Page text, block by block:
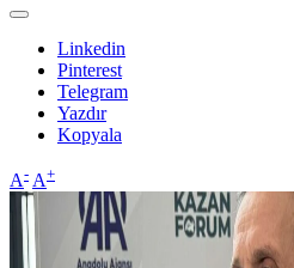
Linkedin
Pinterest
Telegram
Yazdır
Kopyala
A- A+